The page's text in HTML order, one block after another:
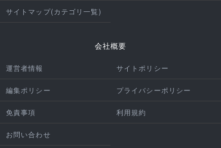
サイトマップ(カテゴリ一覧)
会社概要
運営者情報 サイトポリシー
編集ポリシー プライバシーポリシー
免責事項 利用規約
お問い合わせ